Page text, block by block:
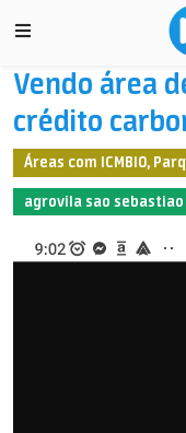
Vendo área
crédito
Áreas com ICMBIO,
agrovila sao sebastiao